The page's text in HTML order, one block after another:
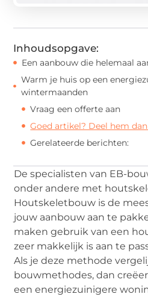
Inhoudsopgave:
Een aanbouw die helemaal
Warm je huis op een
wintermaanden
Vraag een offerte aan
Goed artikel? Deel hem
Gerelateerde berichten:
De specialisten van EB-
onder andere met
Houtskeletbouw is de
jouw aanbouw aan te
maken gebruik van een
zeer makkelijk is aan te
Als je deze methode
bouwmethodes, dan
een energiezuinigere